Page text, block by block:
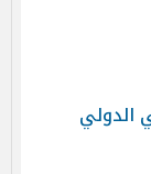
الدولي